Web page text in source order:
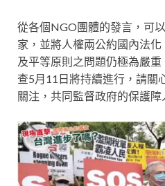
從各個NGO團體的發言，可
家，並將人權兩公約國內法
及平等原則之問題仍極為嚴
查5月11日將持續進行，請關
關注，共同監督政府的保護障